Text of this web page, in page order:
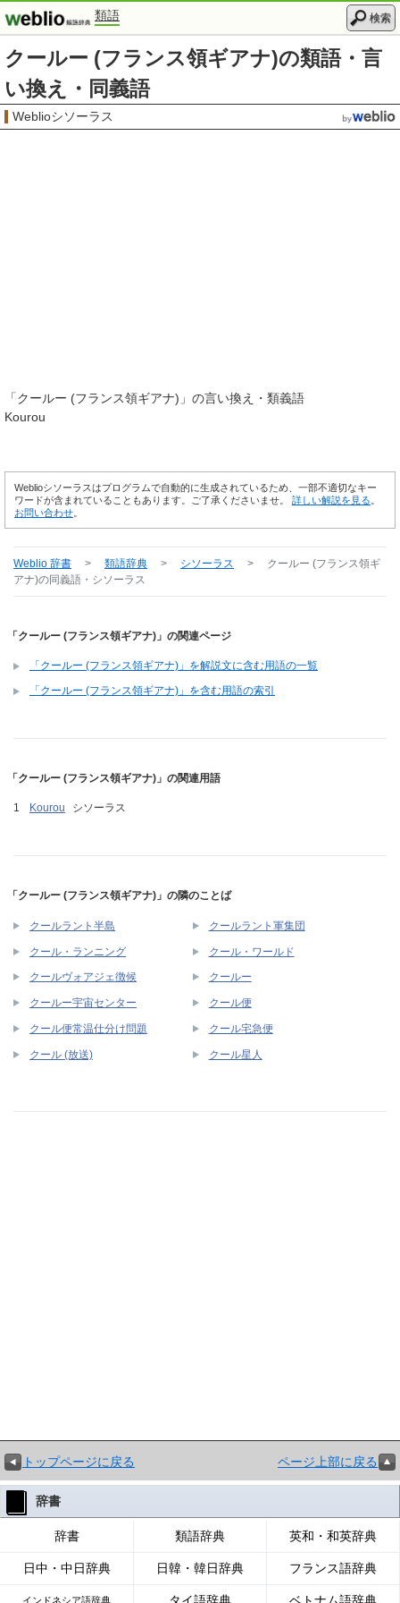
類語 検索
クールー (フランス領ギアナ)の類語・言
い換え・同義語
Weblioシソーラス
「クールー (フランス領ギアナ) 」の言い換え・類義語
Kourou
Weblioシソーラスはプログラムで自動的に生成されているため、一部不適切なキー
ワードが含まれていることもあります。ご了承くださいませ。 詳しい解説を見る
お問い合わせ
Weblio 辞書 > 類語辞典 > シソーラス >
クールー (フランス領ギ
アナ)の同義語・シソーラス
「クールー (フランス領ギアナ)」の関連ページ
「クールー (フランス領ギアナ)」を解説文に含む用語の一覧
「クールー (フランス領ギアナ)」を含む用語の索引
「クールー (フランス領ギアナ)」の関連用語
Kourou シソーラス
「クールー (フランス領ギアナ)」の隣のことば
クールラント半島 クールラント軍集団
クール・ランニング クール・ワールド
クールヴォアジェ徴候 クールー
クールー宇宙センター クール便
クール便常温仕分け問題 クール宅急便
クール (放送) クール星人
トップページに戻る ページ上部に戻る
辞書
辞書 類語辞典 英和・和英辞典
日中・中日辞典 日韓・韓日辞典 フランス語辞典
インドネシア語辞典